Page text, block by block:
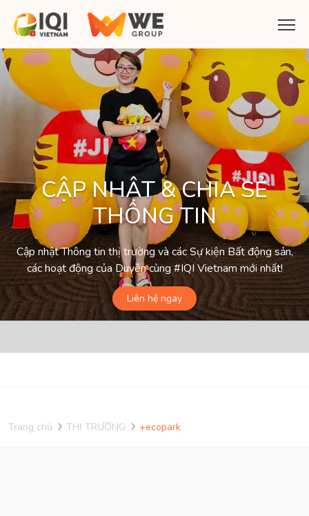
CẬP NHẬT & CHIA SẺ
THÔNG TIN
Cập nhật Thông tin thị trường và các Sự kiện Bất động sản,
các hoạt động của Duyên cùng #IQI Vietnam mới nhất!
Liên hệ ngay
Trang chủ THỊ TRƯỜNG +ecopark